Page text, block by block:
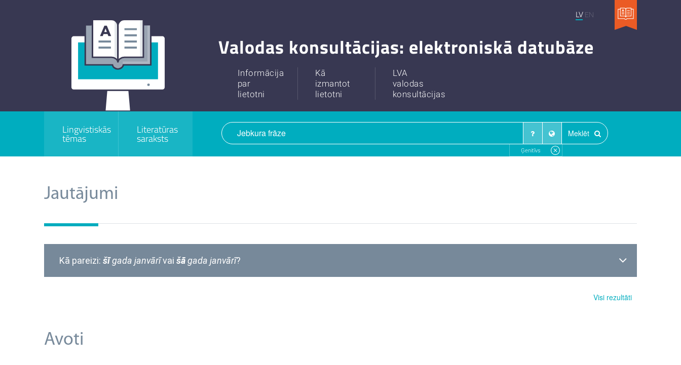
LV EN
Valodas konsultācijas: elektroniskā datubāze
Informācija
par
lietotni
Kā
izmantot
lietotni
LVA
valodas
konsultācijas
Lingvistiskās
tēmas
Literatūras
saraksts Meklēt
Ģenitīvs
Jautājumi
Kā pareizi: šīgada janvārīvai šāgada janvārī?
Visi rezultāti
Avoti